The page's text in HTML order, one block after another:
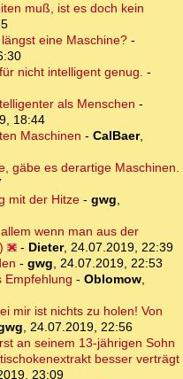
muß, ist es doch kein
eine Maschine?-
nicht intelligent genug. -
als Menschen -
18:44
Maschinen - CalBaer,
gäbe es derartige Maschinen.
mit der Hitze- gwg,
wenn man aus der
- Dieter, 24.07.2019, 22:39
- gwg, 24.07.2019, 22:53
Empfehlung - Oblomow,
mir ist nichts zu holen! Von
, 24.07.2019, 22:56
an seinem 13-jährigen Sohn
besser verträgt
23:09